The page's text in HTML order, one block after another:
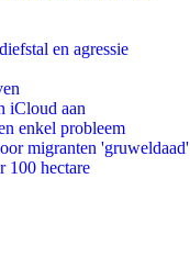
en agressie
iCloud aan
enkel probleem
migranten 'gruweldaad'
100 hectare